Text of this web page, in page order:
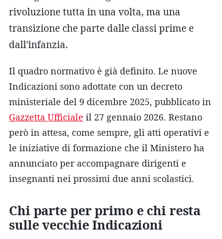
rivoluzione tutta in una volta, ma una
transizione che parte dalle classi prime e
dall'infanzia.
Il quadro normativo è già definito. Le nuove
Indicazioni sono adottate con un decreto
ministeriale del 9 dicembre 2025, pubblicato in
Gazzetta Ufficiale il 27 gennaio 2026. Restano
però in attesa, come sempre, gli atti operativi e
le iniziative di formazione che il Ministero ha
annunciato per accompagnare dirigenti e
insegnanti nei prossimi due anni scolastici.
Chi parte per primo e chi resta
sulle vecchie Indicazioni